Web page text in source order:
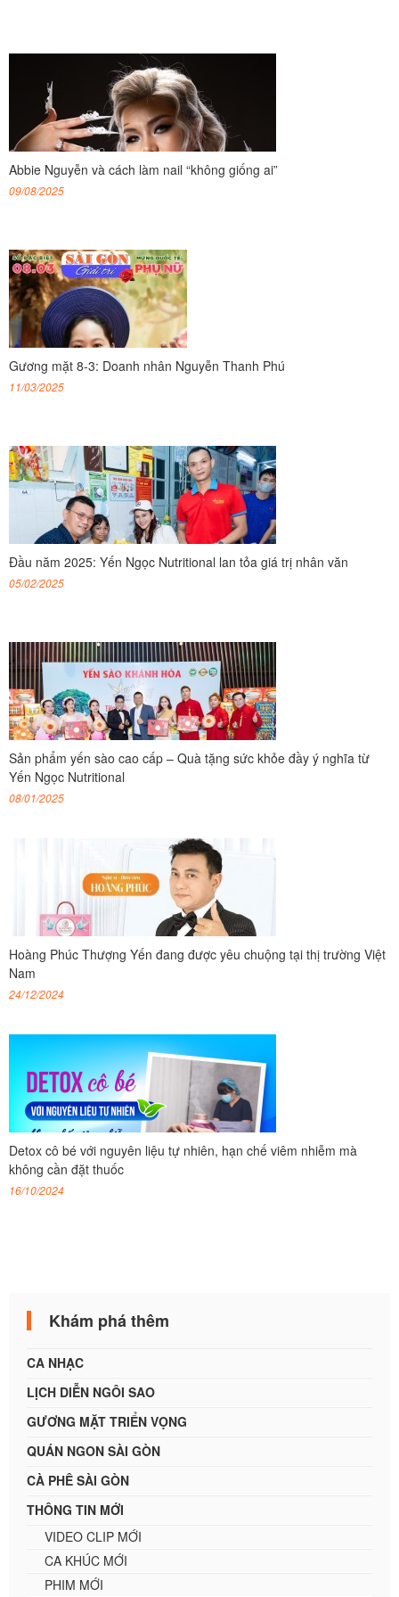
Abbie Nguyễn và cách làm nail “không giống ai”
09/08/2025
Gương mặt 8-3: Doanh nhân Nguyễn Thanh Phú
11/03/2025
Đầu năm 2025: Yến Ngọc Nutritional lan tỏa giá trị nhân văn
05/02/2025
Sản phẩm yến sào cao cấp – Quà tặng sức khỏe đầy ý nghĩa từ
Yến Ngọc Nutritional
08/01/2025
Hoàng Phúc Thượng Yến đang được yêu chuộng tại thị trường Việt
Nam
24/12/2024
Detox cô bé với nguyên liệu tự nhiên, hạn chế viêm nhiễm mà
không cần đặt thuốc
16/10/2024
Khám phá thêm
CA NHẠC
LỊCH DIỄN NGÔI SAO
GƯƠNG MẶT TRIỂN VỌNG
QUÁN NGON SÀI GÒN
CÀ PHÊ SÀI GÒN
THÔNG TIN MỚI
VIDEO CLIP MỚI
CA KHÚC MỚI
PHIM MỚI